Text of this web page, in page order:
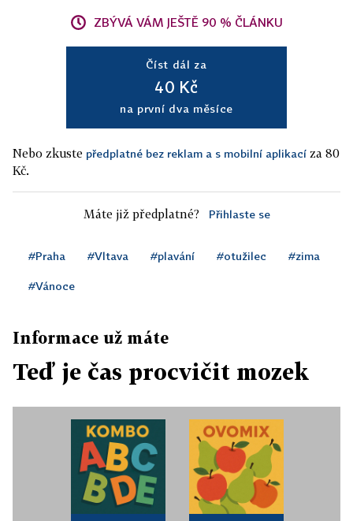
ZBÝVÁ VÁM JEŠTĚ 90 % ČLÁNKU
Číst dál za
40 Kč
na první dva měsíce
Nebo zkuste předplatné bez reklam a s mobilní aplikací za 80
Kč.
Máte již předplatné? Přihlaste se
#Praha #Vltava #plavání #otužilec #zima
#Vánoce
Informace už máte
Teď je čas procvičit mozek